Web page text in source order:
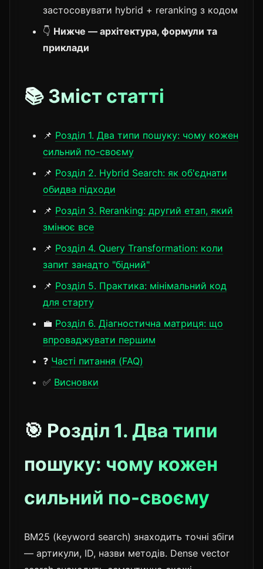
застосовувати hybrid + reranking з кодом
👇 Нижче — архітектура, формули та
приклади
📚 Зміст статті
📌 Розділ 1. Два типи пошуку: чому кожен
сильний по-своєму
📌 Розділ 2. Hybrid Search: як об'єднати
обидва підходи
📌 Розділ 3. Reranking: другий етап, який
змінює все
📌 Розділ 4. Query Transformation: коли
запит занадто "бідний"
📌 Розділ 5. Практика: мінімальний код
для старту
💼 Розділ 6. Діагностична матриця: що
впроваджувати першим
❓ Часті питання (FAQ)
✅ Висновки
🎯 Розділ 1. Два типи
пошуку: чому кожен
сильний по-своєму
BM25 (keyword search) знаходить точні збіги
— артикули, ID, назви методів. Dense vector